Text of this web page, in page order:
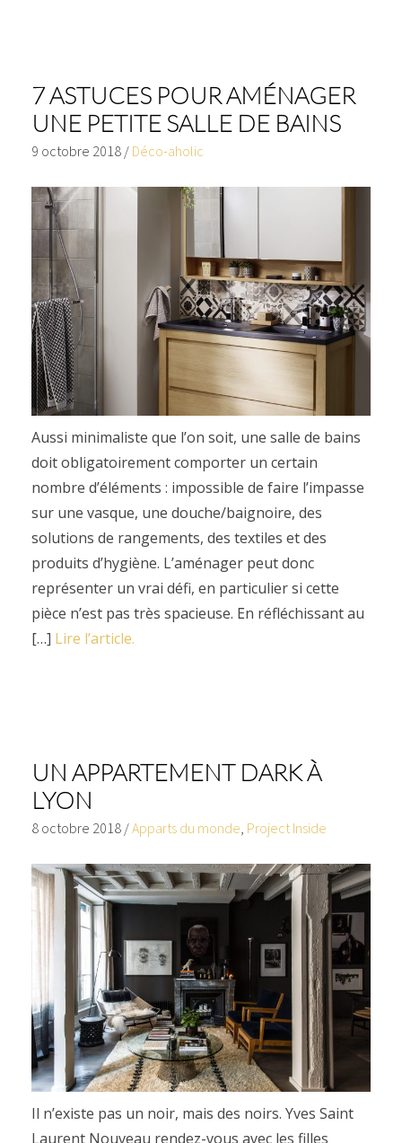
7 ASTUCES POUR AMÉNAGER
UNE PETITE SALLE DE BAINS
9 octobre 2018/ Déco-aholic
Aussi minimaliste que l’on soit, une salle de bains
doit obligatoirement comporter un certain
nombre d’éléments : impossible de faire l’impasse
sur une vasque, une douche/baignoire, des
solutions de rangements, des textiles et des
produits d’hygiène. L’aménager peut donc
représenter un vrai défi, en particulier si cette
pièce n’est pas très spacieuse. En réfléchissant au
[…] Lire l’article.
UN APPARTEMENT DARK À
LYON
8 octobre 2018/Apparts du monde Project Inside
Il n’existe pas un noir, mais des noirs. Yves Saint
Laurent Nouveau rendez-vous avec les filles